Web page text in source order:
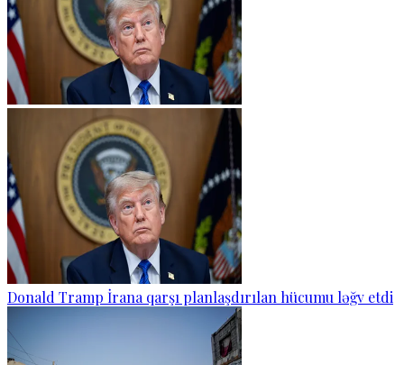
Donald Tramp İrana qarşı planlaşdırılan hücumu ləğv etdi